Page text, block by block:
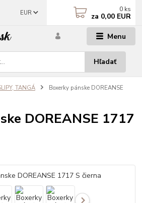
Menu
EUR
Hľadať
0 ks
za 0,00 EUR
TANGÁ
Boxerky pánske DOREANSE
DOREANSE 1717